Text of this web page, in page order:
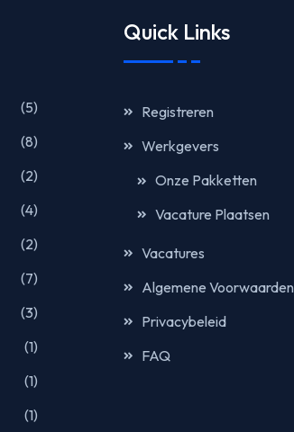
(5)
(8)
(2)
(4)
(2)
(7)
(3)
(1)
(1)
(1)
Quick Links
Registreren
Werkgevers
Onze Pakketten
Vacature Plaatsen
Vacatures
Algemene Voorwaarden
Privacybeleid
FAQ